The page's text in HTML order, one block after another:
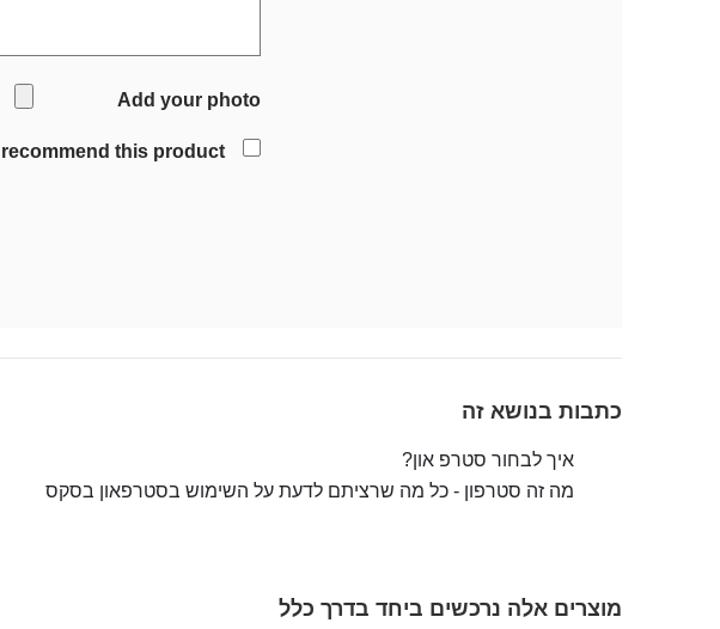
Add your photo
I recommend this product
כתבות בנושא זה
איך לבחור סטרפ און?
מה זה סטרפון - כל מה שרציתם לדעת על השימוש בסטרפאון בסקס
מוצרים אלה נרכשים ביחד בדרך כלל